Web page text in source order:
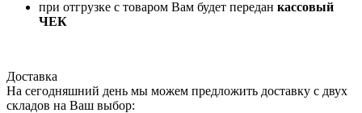
при отгрузке с товаром Вам будет передан кассовый
ЧЕК
Доставка
На сегодняшний день мы можем предложить доставку с двух
складов на Ваш выбор: